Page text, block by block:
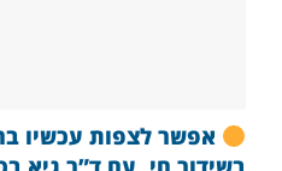
אפשר לצפות עכשיו